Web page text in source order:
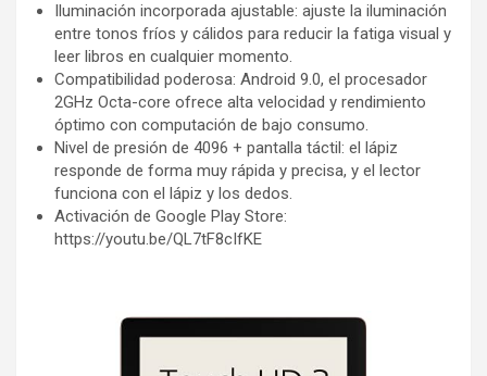
Iluminación incorporada ajustable: ajuste la iluminación
entre tonos fríos y cálidos para reducir la fatiga visual y
leer libros en cualquier momento.
Compatibilidad poderosa: Android 9.0, el procesador
2GHz Octa-core ofrece alta velocidad y rendimiento
óptimo con computación de bajo consumo.
Nivel de presión de 4096 + pantalla táctil: el lápiz
responde de forma muy rápida y precisa, y el lector
funciona con el lápiz y los dedos.
Activación de Google Play Store:
https://youtu.be/QL7tF8cIfKE